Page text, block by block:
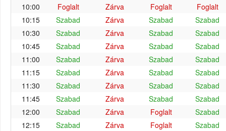
10:00
Foglalt Zárva Foglalt
Foglalt
10:15
Szabad Zárva Szabad
Szabad
10:30
Szabad Zárva Szabad
Szabad
10:45
Szabad Zárva Szabad
Szabad
11:00
Szabad Zárva Szabad
Szabad
11:15
Szabad Zárva Szabad
Szabad
11:30
Szabad Zárva Szabad
Szabad
11:45
Szabad Zárva Szabad
Szabad
12:00
Szabad Zárva Foglalt
Szabad
12:15
Szabad Zárva Foglalt
Szabad